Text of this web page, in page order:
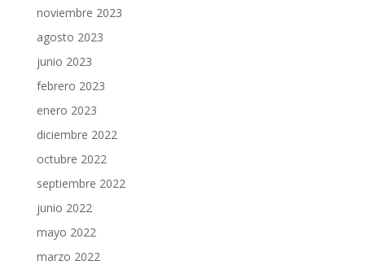
noviembre 2023
agosto 2023
junio 2023
febrero 2023
enero 2023
diciembre 2022
octubre 2022
septiembre 2022
junio 2022
mayo 2022
marzo 2022